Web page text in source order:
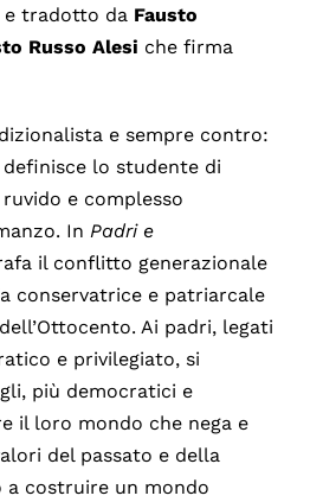
e tradotto da Fausto
Russo Alesi che firma
e sempre contro:
lo studente di
e complesso
In Padri e
il conflitto generazionale
conservatrice e patriarcale
Ai padri, legati
e privilegiato, si
più democratici e
il loro mondo che nega e
del passato e della
a costruire un mondo